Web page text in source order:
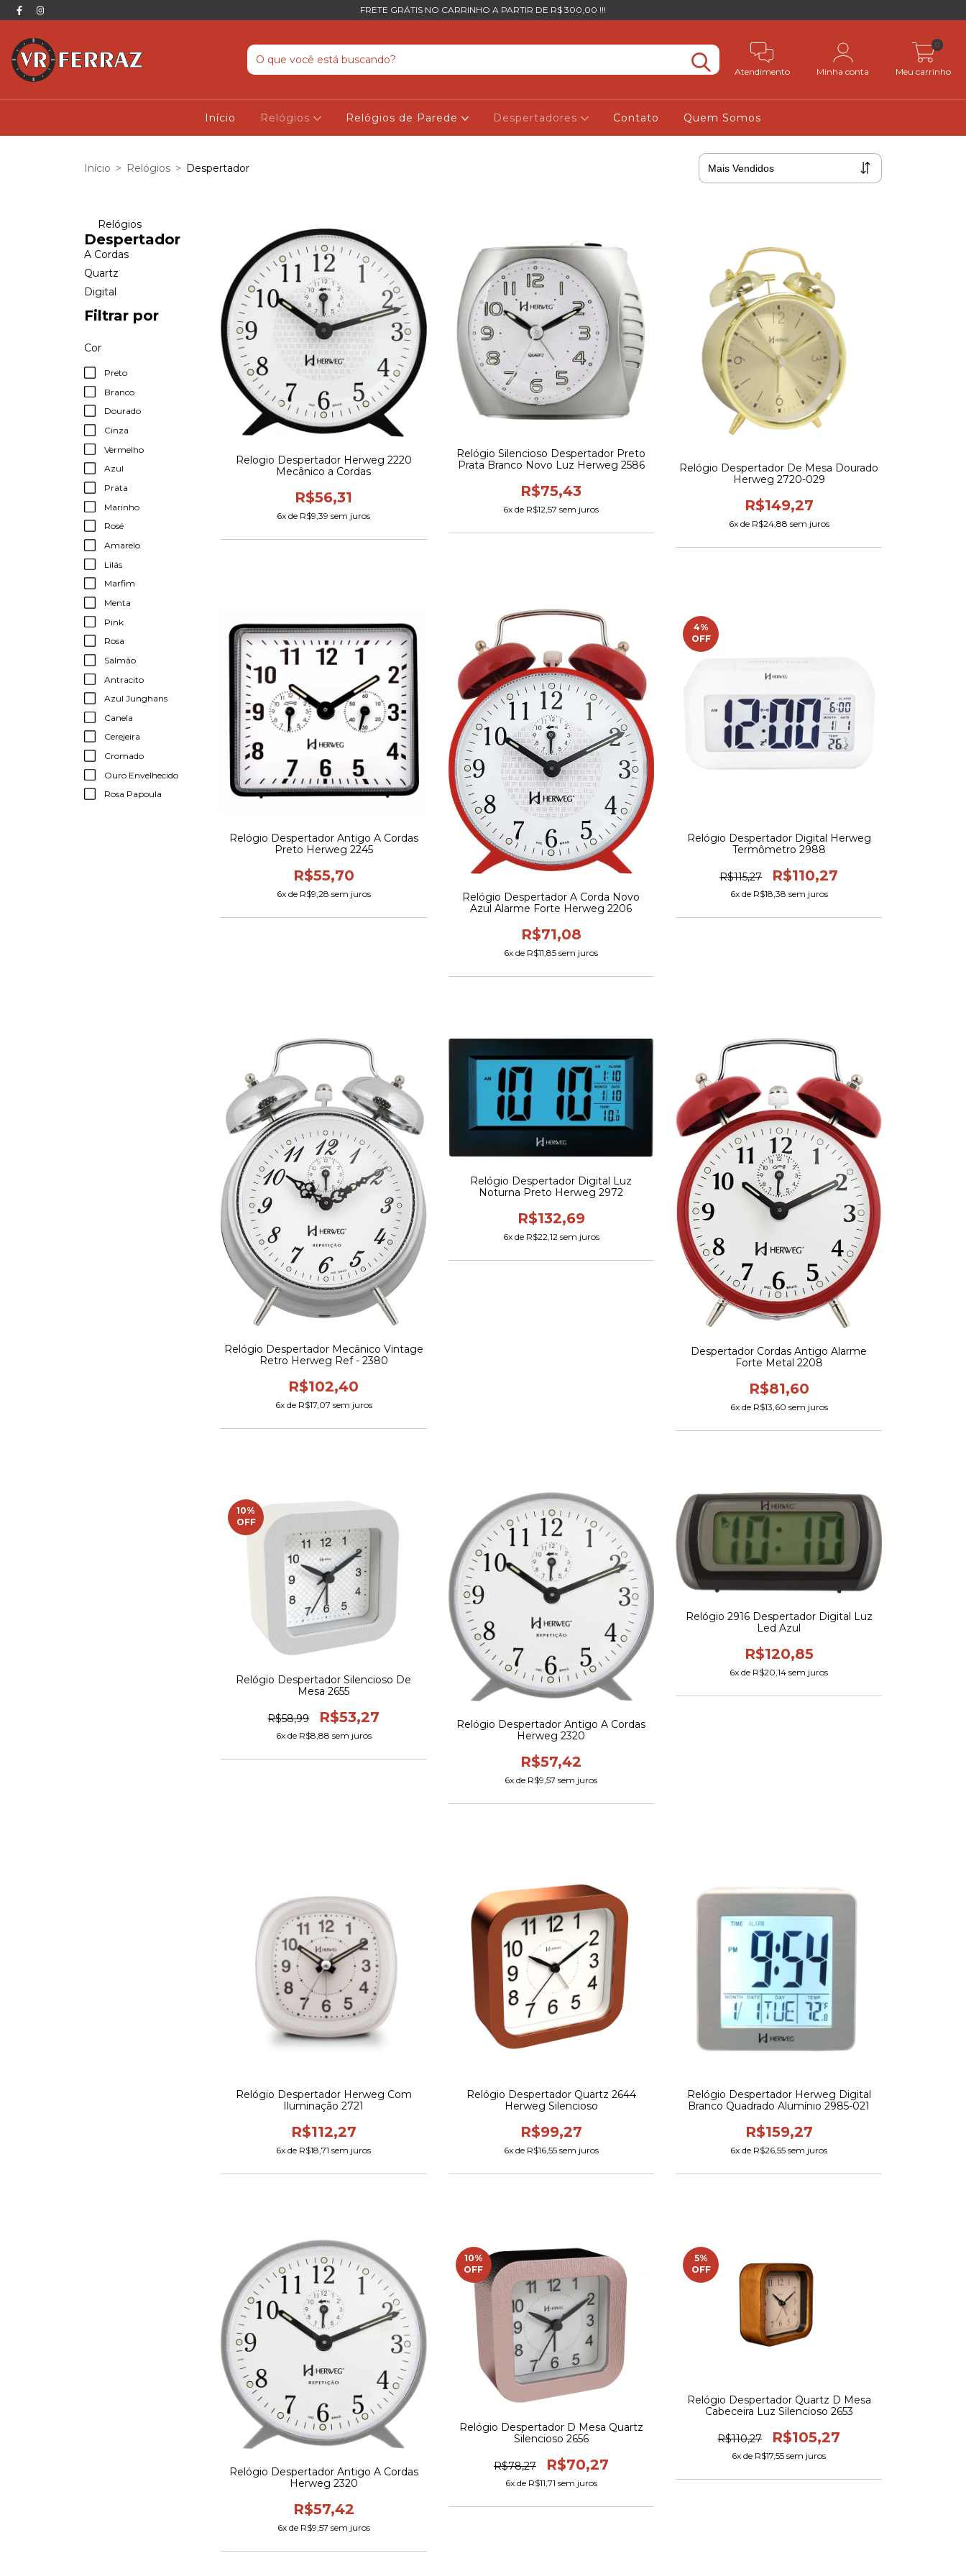
FRETE GRÁTIS NO CARRINHO A PARTIR DE R$ 300,00 !!!
Atendimento Minha conta Meu carrinho
0
Início Relógios Relógios de Parede Despertadores Contato Quem Somos
Início > Relógios > Despertador
Relógios
Despertador
A Cordas
Quartz
Digital
Filtrar por
Cor
Preto
Branco
Dourado
Cinza
Vermelho
Azul
Prata
Marinho
Rosé
Amarelo
Lilás
Marfim
Menta
Pink
Rosa
Salmão
Antracito
Azul Junghans
Canela
Cerejeira
Cromado
Ouro Envelhecido
Rosa Papoula
Relogio Despertador Herweg 2220
Mecânico a Cordas
R$56,31
6x de R$9,39 sem juros
Relógio Silencioso Despertador Preto
Prata Branco Novo Luz Herweg 2586
R$75,43
6x de R$12,57 sem juros
Relógio Despertador De Mesa Dourado
Herweg 2720-029
R$149,27
6x de R$24,88 sem juros
Relógio Despertador Antigo A Cordas
Preto Herweg 2245
R$55,70
6x de R$9,28 sem juros
Relógio Despertador A Corda Novo
Azul Alarme Forte Herweg 2206
R$71,08
6x de R$11,85 sem juros
4%
OFF
Relógio Despertador Digital Herweg
Termômetro 2988
R$115,27 R$110,27
6x de R$18,38 sem juros
Relógio Despertador Mecânico Vintage
Retro Herweg Ref - 2380
R$102,40
6x de R$17,07 sem juros
Relógio Despertador Digital Luz
Noturna Preto Herweg 2972
R$132,69
6x de R$22,12 sem juros
Despertador Cordas Antigo Alarme
Forte Metal 2208
R$81,60
6x de R$13,60 sem juros
10%
OFF
Relógio Despertador Silencioso De
Mesa 2655
R$58,99 R$53,27
6x de R$8,88 sem juros
Relógio Despertador Antigo A Cordas
Herweg 2320
R$57,42
6x de R$9,57 sem juros
Relógio 2916 Despertador Digital Luz
Led Azul
R$120,85
6x de R$20,14 sem juros
Relógio Despertador Herweg Com
Iluminação 2721
R$112,27
6x de R$18,71 sem juros
Relógio Despertador Quartz 2644
Herweg Silencioso
R$99,27
6x de R$16,55sem juros
Relógio Despertador Herweg Digital
Branco Quadrado Alumínio 2985-021
R$159,27
6x de R$26,55 sem juros
Relógio Despertador Antigo A Cordas
Herweg 2320
R$57,42
6x de R$9,57 sem juros
10%
OFF
Relógio Despertador D Mesa Quartz
Silencioso 2656
R$78,27 R$70,27
6x de R$11,71 sem juros
5%
OFF
Relógio Despertador Quartz D Mesa
Cabeceira Luz Silencioso 2653
R$110,27 R$105,27
6x de R$17,55 sem juros